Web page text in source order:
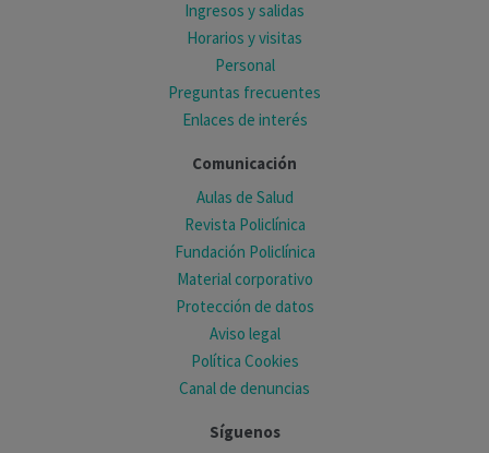
Ingresos y salidas
Horarios y visitas
Personal
Preguntas frecuentes
Enlaces de interés
Comunicación
Aulas de Salud
Revista Policlínica
Fundación Policlínica
Material corporativo
Protección de datos
Aviso legal
Política Cookies
Canal de denuncias
Síguenos